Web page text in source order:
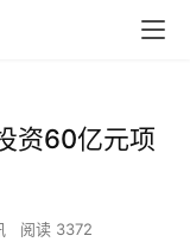
资60亿元项
阅读 3372